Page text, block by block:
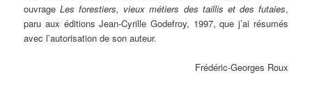
ouvrageLes forestiers, vieux métiers des taillis et des futaies,
paru aux éditions Jean-Cyrille Godefroy, 1997, que j’ai résumés
avec l’autorisation de son auteur.
Frédéric-Georges Roux